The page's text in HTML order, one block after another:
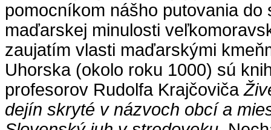
pomocníkom nášho putovania do
maďarskej minulosti
zaujatím vlasti maďarskými
Uhorska (okolo roku 1000) sú
profesorov Rudolfa Krajčoviča
dejín skryté v názvoch obcí a